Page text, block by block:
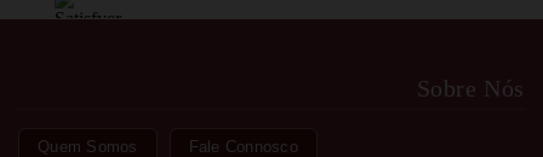
Sobre Nós
Quem Somos Fale Connosco